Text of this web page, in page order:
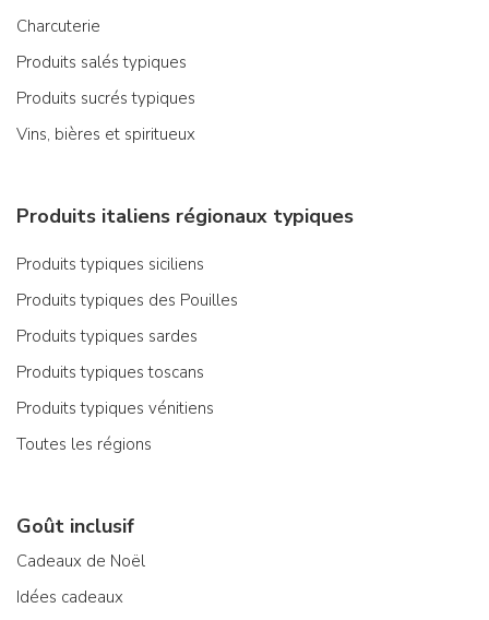
Charcuterie
Produits salés typiques
Produits sucrés typiques
Vins, bières et spiritueux
Produits italiens régionaux typiques
Produits typiques siciliens
Produits typiques des Pouilles
Produits typiques sardes
Produits typiques toscans
Produits typiques vénitiens
Toutes les régions
Goût inclusif
Cadeaux de Noël
Idées cadeaux